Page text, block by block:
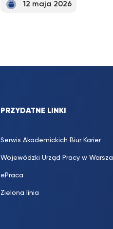
12 maja 2026
PRZYDATNE LINKI
Serwis Akademickich Biur Karier
Wojewódzki Urząd Pracy w
ePraca
Zielona linia